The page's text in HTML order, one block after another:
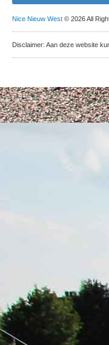
Nice Nieuw West © 2026 All
Disclaimer: Aan deze website